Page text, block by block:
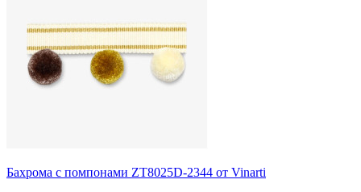
Бахрома с помпонами ZT8025D-2344 от Vinarti